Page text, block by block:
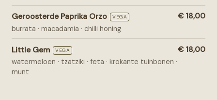
Geroosterde Paprika Orzo VEGA
burrata · macadamia · chilli honing
€ 18,00
Little Gem VEGA
watermeloen · tzatziki · feta · krokante tuinbonen ·
munt
€ 18,00